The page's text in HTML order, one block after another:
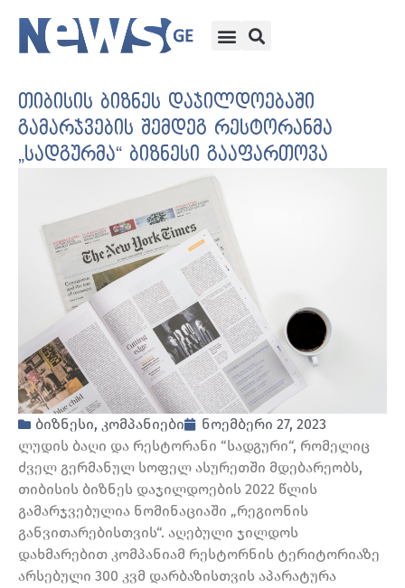
თიბისის ბიზნეს დაჯილდოებაში
გამარჯვების შემდეგ რესტორანმა
„სადგურმა“ ბიზნესი გააფართოვა
ბიზნესი, კომპანიები
ნოემბერი 27, 2023
ლუდის ბაღი და რესტორანი “სადგური“, რომელიც
ძველ გერმანულ სოფელ ასურეთში მდებარეობს,
თიბისის ბიზნეს დაჯილდოების 2022 წლის
გამარჯვებულია ნომინაციაში „რეგიონის
განვითარებისთვის“. აღებული ჯილდოს
დახმარებით კომპანიამ რესტორნის ტერიტორიაზე
არსებული 300 კვმ დარბაზისთვის აპარატურა